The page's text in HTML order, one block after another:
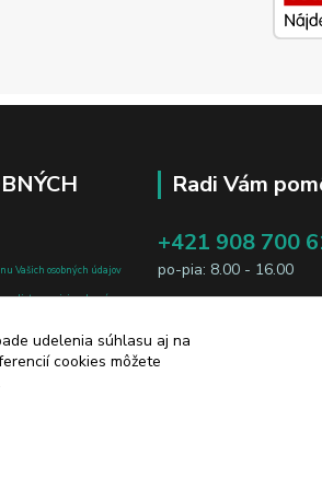
Vašich osobných údajov
o svojej osobe, sú
Radi Vám
+421 908 700
po-pia: 8.00 - 16.00
udelenia súhlasu aj na
cookies môžete